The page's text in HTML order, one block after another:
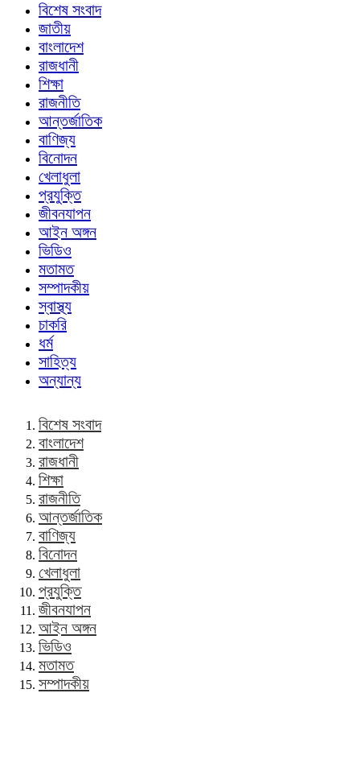
বিশেষ সংবাদ
জাতীয়
বাংলাদেশ
রাজধানী
শিক্ষা
রাজনীতি
আন্তর্জাতিক
বাণিজ্য
বিনোদন
খেলাধুলা
প্রযুক্তি
জীবনযাপন
আইন অঙ্গন
ভিডিও
মতামত
সম্পাদকীয়
স্বাস্থ্য
চাকরি
ধর্ম
সাহিত্য
অন্যান্য
বিশেষ সংবাদ
বাংলাদেশ
রাজধানী
শিক্ষা
রাজনীতি
আন্তর্জাতিক
বাণিজ্য
বিনোদন
খেলাধুলা
প্রযুক্তি
জীবনযাপন
আইন অঙ্গন
ভিডিও
মতামত
সম্পাদকীয়